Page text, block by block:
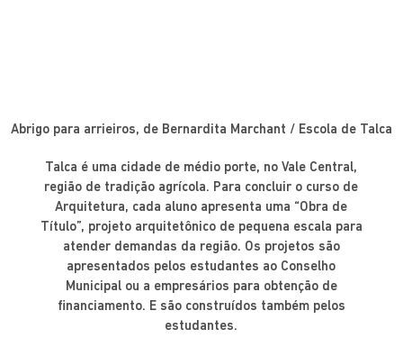
Abrigo para arrieiros, de Bernardita Marchant / Escola de Talca
Talca é uma cidade de médio porte, no Vale Central,
região de tradição agrícola. Para concluir o curso de
Arquitetura, cada aluno apresenta uma “Obra de
Título”, projeto arquitetônico de pequena escala para
atender demandas da região. Os projetos são
apresentados pelos estudantes ao Conselho
Municipal ou a empresários para obtenção de
financiamento. E são construídos também pelos
estudantes.